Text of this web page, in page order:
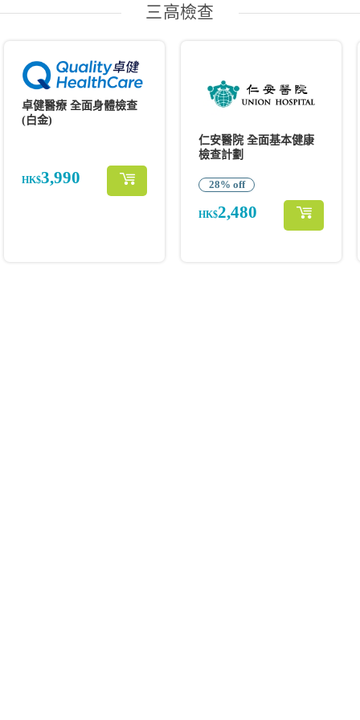
三高檢查
卓健醫療 全面身體檢查
(白金)
HK$3,990
仁安醫院 全面基本健康
檢查計劃
28% off
HK$2,480